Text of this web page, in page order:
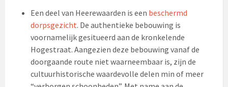
Een deel van Heerewaarden is een beschermd
dorpsgezicht. De authentieke bebouwing is
voornamelijk gesitueerd aan de kronkelende
Hogestraat. Aangezien deze bebouwing vanaf de
doorgaande route niet waarneembaar is, zijn de
cultuurhistorische waardevolle delen min of meer